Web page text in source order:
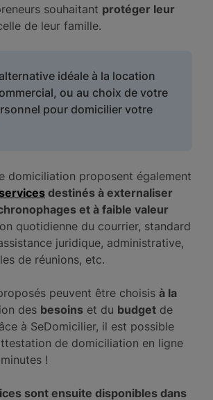
souhaitant protéger leur
de leur famille.
idéale à la location
ou au choix de votre
pour domicilier votre
domiciliation proposent également
destinés à externaliser
et à faible valeur
quotidienne du courrier, standard
juridique, administrative,
de réunions, etc.
peuvent être choisis à la
des besoins et du budget de
à SeDomicilier, il est possible
de domiciliation en ligne
!
sont ensuite disponibles dans